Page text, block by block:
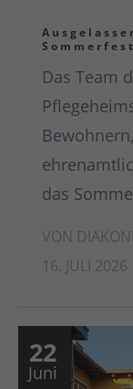
Das Team
das
VON
16. JULI 2026
22
Juni